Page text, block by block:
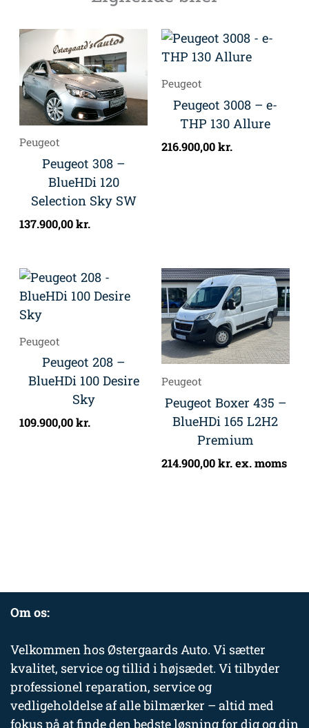
Peugeot
Peugeot 308 –
BlueHDi 120
Selection Sky SW
137.900,00kr.
Peugeot
Peugeot 3008 – e-
THP 130 Allure
216.900,00kr.
Peugeot
Peugeot 208 –
BlueHDi 100 Desire
Sky
109.900,00kr.
Peugeot
Peugeot Boxer 435 –
BlueHDi 165 L2H2
Premium
214.900,00kr.ex. moms
Om os:
Velkommen hos Østergaards Auto. Vi sætter
kvalitet, service og tillid i højsædet. Vi tilbyder
professionel reparation, service og
vedligeholdelse af alle bilmærker – altid med
fokus på at finde den bedste løsning for dig og din